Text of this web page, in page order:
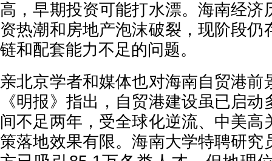
高，早期投资可能打水漂。海南经济
资热潮和房地产泡沫破裂，现阶段仍
链和配套能力不足的问题。
亲北京学者和媒体也对海南自贸港前
《明报》指出，自贸港建设虽已启
间不足两年，受全球化逆流、中美高
策落地效果有限。海南大学特聘研究